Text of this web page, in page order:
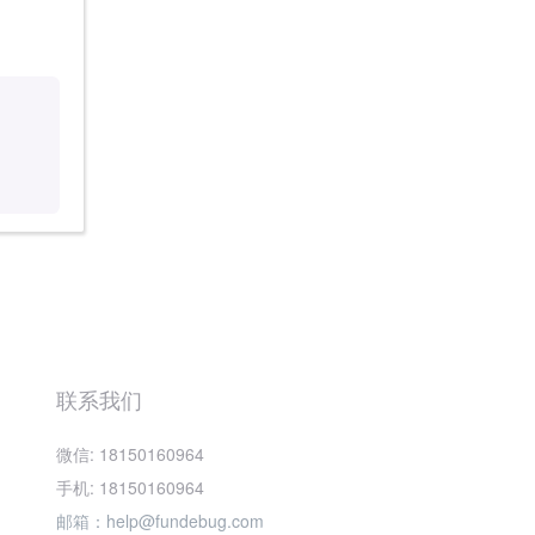
联系我们
微信: 18150160964
手机: 18150160964
邮箱：help@fundebug.com